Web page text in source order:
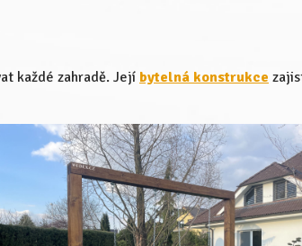
každé zahradě. Její bytelná konstrukce